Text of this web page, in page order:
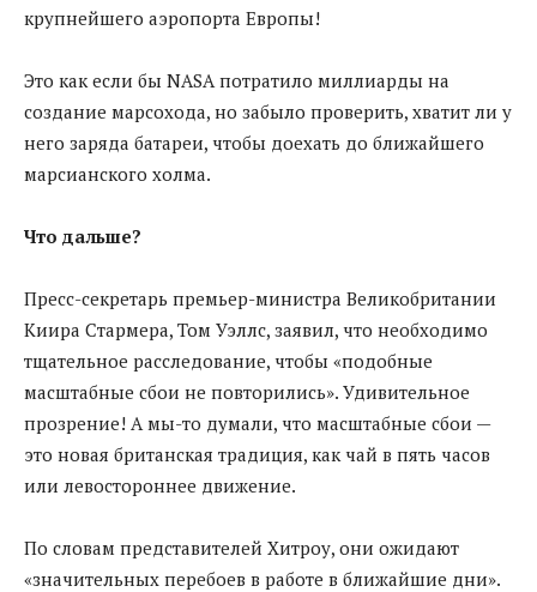
крупнейшего аэропорта Европы!
Это как если бы NASA потратило миллиарды на
создание марсохода, но забыло проверить, хватит ли у
него заряда батареи, чтобы доехать до ближайшего
марсианского холма.
Что дальше?
Пресс-секретарь премьер-министра Великобритании
Киира Стармера, Том Уэллс, заявил, что необходимо
тщательное расследование, чтобы «подобные
масштабные сбои не повторились». Удивительное
прозрение! А мы-то думали, что масштабные сбои —
это новая британская традиция, как чай в пять часов
или левостороннее движение.
По словам представителей Хитроу, они ожидают
«значительных перебоев в работе в ближайшие дни».